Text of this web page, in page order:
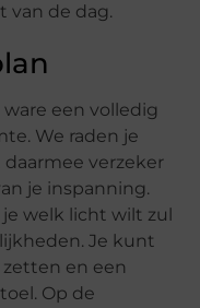
van de dag.
een volledig
We raden je
verzeker
je inspanning.
welk licht wilt zul
Je kunt
en een
Op de